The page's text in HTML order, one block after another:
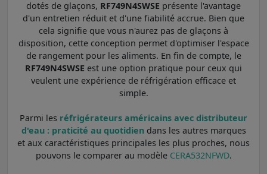
dotés de glaçons, RF749N4SWSE présente l'avantage
d'un entretien réduit et d'une fiabilité accrue. Bien que
cela signifie que vous n'aurez pas de glaçons à
disposition, cette conception permet d'optimiser l'espace
de rangement pour les aliments. En fin de compte, le
RF749N4SWSE est une option pratique pour ceux qui
veulent une expérience de réfrigération efficace et
simple.
Parmi les réfrigérateurs américains avec distributeur
d'eau : praticité au quotidiendans les autres marques
et aux caractéristiques principales les plus proches, nous
pouvons le comparer au modèle CERA532NFWD.